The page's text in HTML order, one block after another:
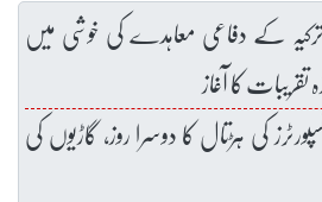
ترکیہ کے دفاعی معاہدے کی خوشی میں
کی ہڑتال کا دوسرا روز، گاڑیوں کی